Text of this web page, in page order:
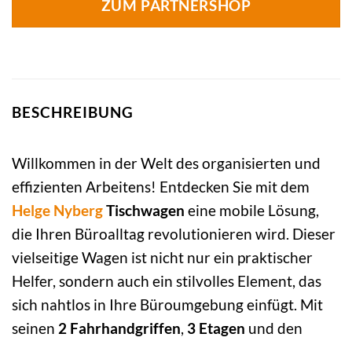
ZUM PARTNERSHOP
BESCHREIBUNG
Willkommen in der Welt des organisierten und
effizienten Arbeitens! Entdecken Sie mit dem
Helge NybergTischwagen eine mobile Lösung,
die Ihren Büroalltag revolutionieren wird. Dieser
vielseitige Wagen ist nicht nur ein praktischer
Helfer, sondern auch ein stilvolles Element, das
sich nahtlos in Ihre Büroumgebung einfügt. Mit
seinen 2 Fahrhandgriffen 3 Etagen und den